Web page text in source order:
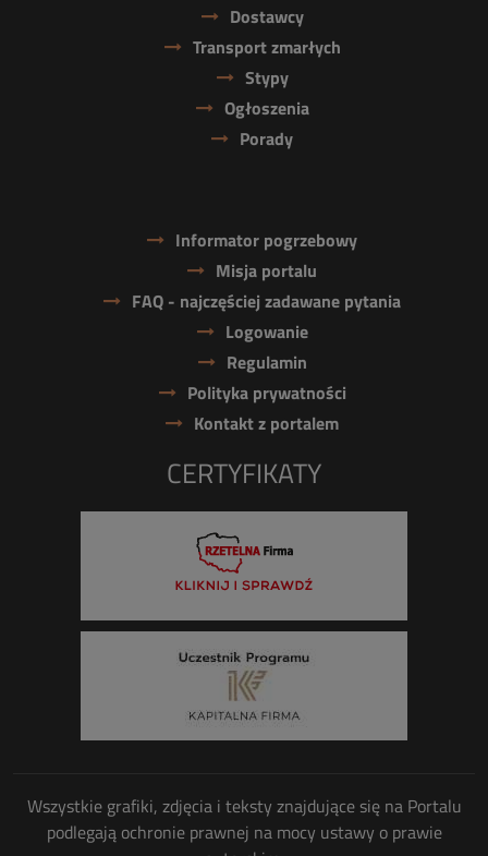
Dostawcy
Transport zmarłych
Stypy
Ogłoszenia
Porady
Informator pogrzebowy
Misja portalu
FAQ - najczęściej zadawane pytania
Logowanie
Regulamin
Polityka prywatności
Kontakt z portalem
CERTYFIKATY
Wszystkie grafiki, zdjęcia i teksty znajdujące się na Portalu
podlegają ochronie prawnej na mocy ustawy o prawie